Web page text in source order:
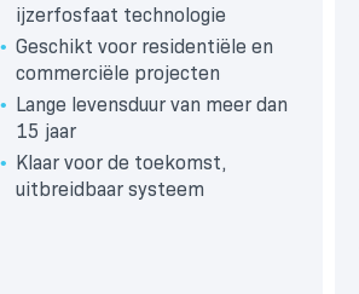
ijzerfosfaat technologie
Geschikt voor residentiële en
commerciële projecten
Lange levensduur van meer dan
15 jaar
Klaar voor de toekomst,
uitbreidbaar systeem